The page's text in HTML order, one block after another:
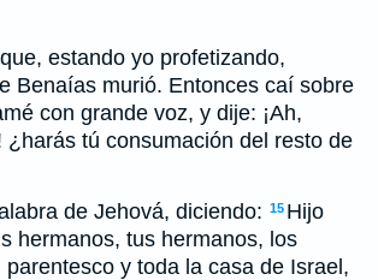
estando yo profetizando,
Benaías murió. Entonces caí sobre
con grande voz, y dije: ¡Ah,
¿harás tú consumación del resto de
de Jehová, diciendo: 15 Hijo
hermanos, tus hermanos, los
parentesco y toda la casa de Israel,